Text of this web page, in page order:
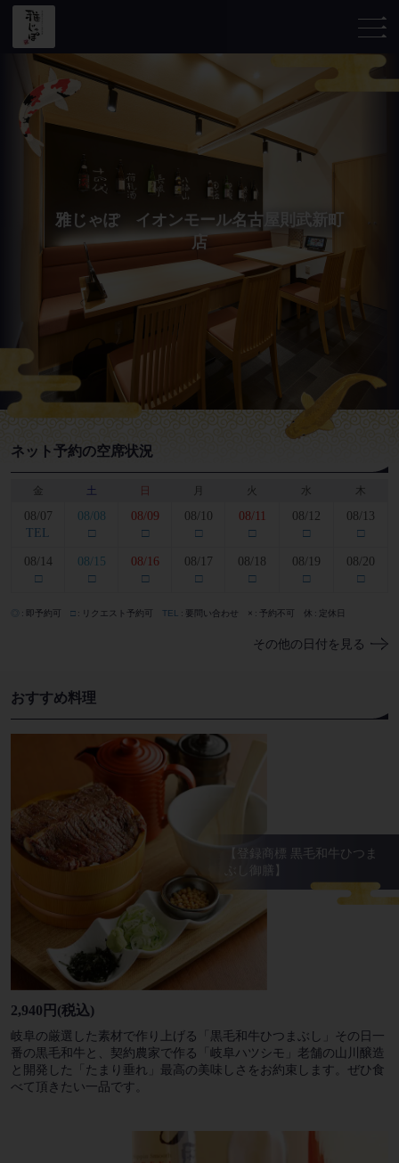
雅じゃぽ イオンモール名古屋則武新町
店
ネット予約の空席状況
金 土 日 火 水 木
08/07
TEL
08/08
□
08/09
□
08/10
□
08/11
□
08/12
□
08/13
□
08/14
□
08/15
□
08/16
□
08/17
□
08/18
□
08/19
□
08/20
□
即予約可 □ リクエスト予約可 TEL 要問い合わせ × 予約不可 休 定休日
その他の日付を見る
おすすめ料理
【登録商標 黒毛和牛ひつま
ぶし御膳】
2,940円 (税込)
岐阜の厳選した素材で作り上げる「黒毛和牛ひつまぶし」その日一
番の黒毛和牛と、契約農家で作る「岐阜ハツシモ」老舗の山川醸造
と開発した「たまり垂れ」最高の美味しさをお約束します。ぜひ食
べて頂きたい一品です。